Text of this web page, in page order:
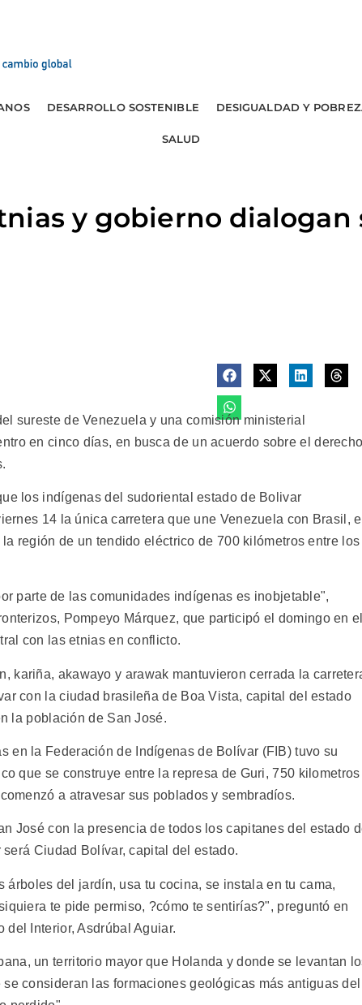
DESARROLLO SOSTENIBLE DESIGUALDAD Y
SALUD
y gobierno
sureste de Venezuela y una comisión ministerial
en cinco días, en busca de un acuerdo sobre el
los indígenas del sudoriental estado de Bolivar
14 la única carretera que une Venezuela con Brasil,
región de un tendido eléctrico de 700 kilómetros entre los
parte de las comunidades indígenas es inobjetable",
Pompeyo Márquez, que participó el domingo en
con las etnias en conflicto.
kariña, akawayo y arawak mantuvieron cerrada la
con la ciudad brasileña de Boa Vista, capital del estado
la población de San José.
en la Federación de Indígenas de Bolívar (FIB) tuvo su
que se construye entre la represa de Guri, 750 kilometros
a atravesar sus poblados y sembradíos.
José con la presencia de todos los capitanes del estado
Ciudad Bolívar, capital del estado.
árboles del jardín, usa tu cocina, se instala en tu cama,
te pide permiso, ?cómo te sentirías?", preguntó en
del Interior, Asdrúbal Aguiar.
un territorio mayor que Holanda y donde se levantan
consideran las formaciones geológicas más antiguas del